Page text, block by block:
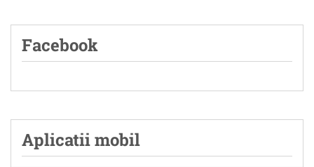
Facebook
Aplicatii mobil